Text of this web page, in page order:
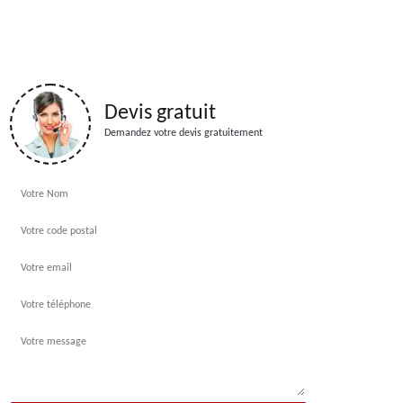
Devis gratuit
Demandez votre devis gratuitement